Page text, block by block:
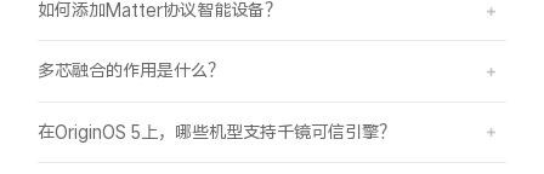
如何添加Matter协议智能设备？
多芯融合的作用是什么？
在OriginOS 5上，哪些机型支持千镜可信引擎？